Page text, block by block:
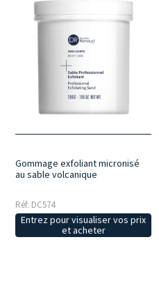
Gommage exfoliant micronisé
au sable volcanique
Réf: DC574
Entrez pour visualiser vos prix
et acheter